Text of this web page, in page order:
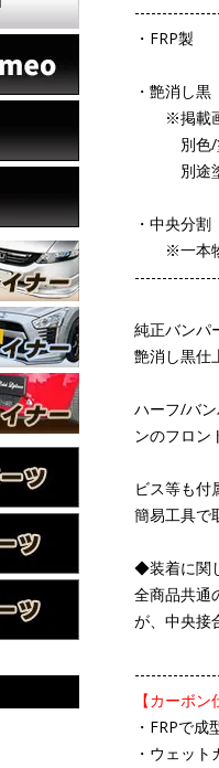
・FRP製
・艶消し
※掲載画
別色/塗
別途塗装
・中央分割
※一本物
純正バンパ
艶消し黒仕
ハーフ/バ
ンのフロン
ビス等も付
簡易工具で
◆装着に関
全商品共通
が、中央接
【カーボン
・FRPで
・ウェッ